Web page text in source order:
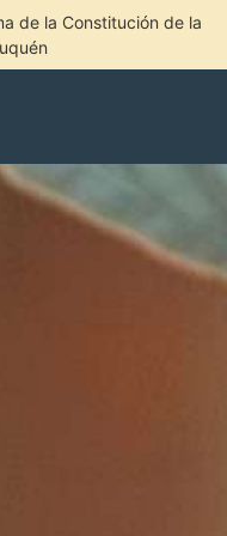
de la Constitución de la